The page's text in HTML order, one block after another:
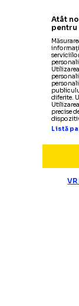
Atât
pentru
diferite.
precise
Listă